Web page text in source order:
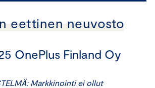
eettinen neuvosto
OnePlus Finland Oy
Markkinointi ei ollut